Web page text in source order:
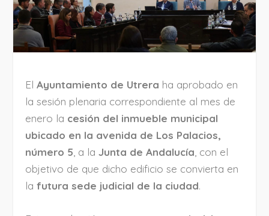
ElAyuntamiento de Utrera ha aprobado en
la sesión plenaria correspondiente al mes de
enero la cesión del inmueble municipal
ubicado en la avenida de Los Palacios,
número 5 , a laJunta de Andalucía , con el
objetivo de que dicho edificio se convierta en
lafutura sede judicial de la ciudad.